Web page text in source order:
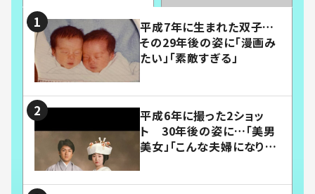
平成7年に生まれた双子…
その29年後の姿に「漫画み
たい」「素敵すぎる」
平成6年に撮った2ショッ
ト 30年後の姿に…「美男
美女」「こんな夫婦になりた